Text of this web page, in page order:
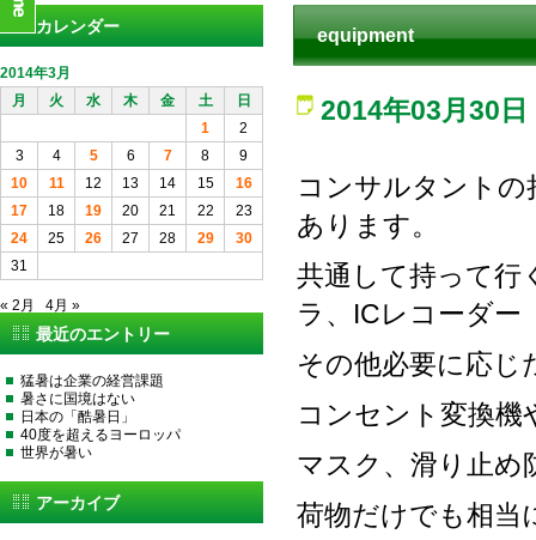
equipment
2014年03月30日
コンサルタント
あります。
共通して持って行
ラ、ICレコーダー
その他必要に応じ
コンセント変換機
マスク、滑り止め
荷物だけでも相当
カレンダー
2014年3月
月
火 水 木 金 土
日
1
2
3
4 5 6 7 8
9
10
11 12 13 14 15
16
17
18 19 20 21 22
23
24
25 26 27 28 29
30
31
« 2月 4月 »
最近のエントリー
猛暑は企業の経営課題
暑さに国境はない
日本の「酷暑日」
40度を超えるヨーロッパ
世界が暑い
アーカイブ